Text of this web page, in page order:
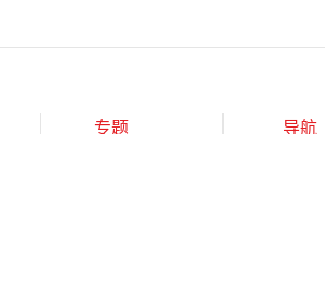
专题 导航